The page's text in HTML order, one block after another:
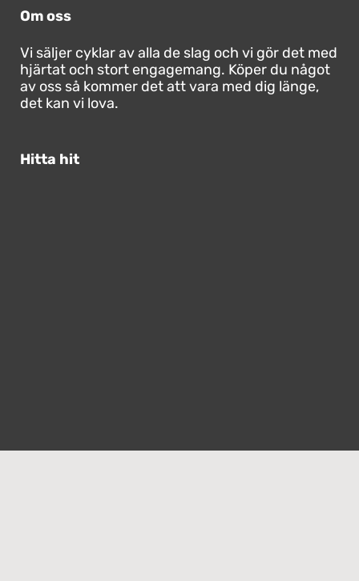
Om oss
Vi säljer cyklar av alla de slag och vi gör det med
hjärtat och stort engagemang. Köper du något
av oss så kommer det att vara med dig länge,
det kan vi lova.
Hitta hit